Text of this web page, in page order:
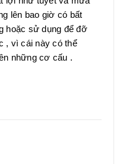
lên bao giờ có bất
hoặc sử dụng để đỡ
, vì cái này có thể
những cơ cấu .